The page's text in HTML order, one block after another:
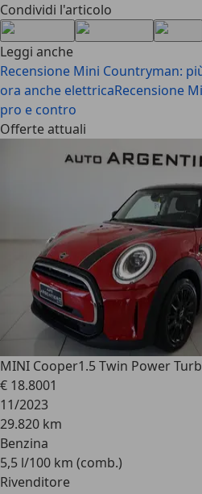
Condividi l'articolo
Leggi anche
Recensione Mini Countryman:
ora anche elettricaRecensione
pro e contro
Offerte attuali
MINI Cooper1.5 Twin Power
€ 18.8001
11/2023
29.820 km
Benzina
5,5 l/100 km (comb.)
Rivenditore